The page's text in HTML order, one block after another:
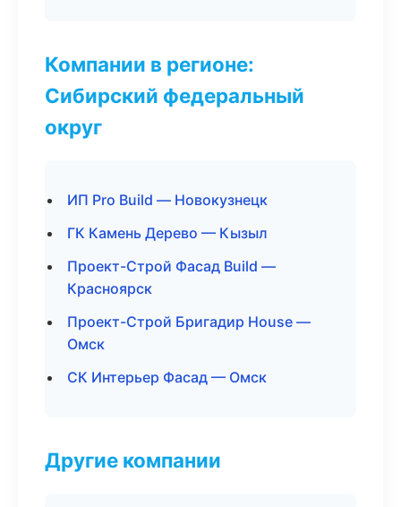
Компании в регионе:
Сибирский федеральный
округ
ИП Pro Build — Новокузнецк
ГК Камень Дерево — Кызыл
Проект-Строй Фасад Build —
Красноярск
Проект-Строй Бригадир House —
Омск
СК Интерьер Фасад — Омск
Другие компании